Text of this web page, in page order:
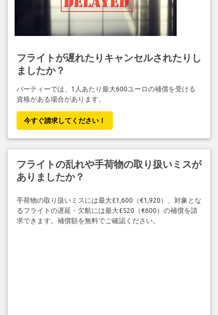
フライトが遅れたりキャンセルされたりし
ましたか？
パーティーでは、1人あたり最大600ユーロの補償を受ける
資格がある場合があります。
今すぐ請求してください！
フライトの乱れや手荷物の取り扱いミスが
ありましたか？
手荷物の取り扱いミスには最大£1,600（€1,920）、対象とな
るフライトの遅延・欠航には最大£520（€600）の補償を請
求できます。補償額を無料でご確認ください。